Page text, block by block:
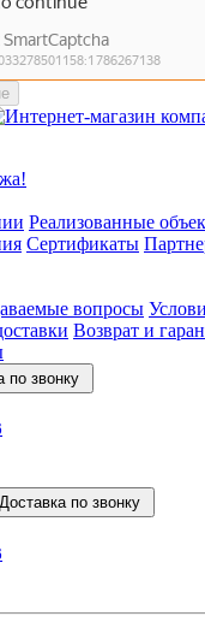
Реализованные
Сертификаты
вопросы
Возврат и
по звонку
Доставка по звонку